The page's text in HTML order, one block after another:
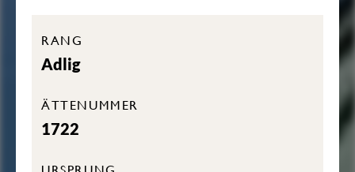
RANG
Adlig
ÄTTENUMMER
1722